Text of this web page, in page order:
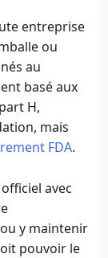
entreprise
ou
au
basé aux
H,
mais
FDA.
avec
y maintenir
pouvoir le